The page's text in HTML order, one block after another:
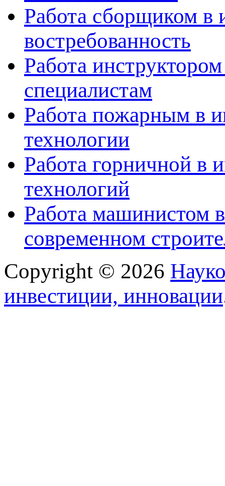
Работа сборщиком в
востребованность
Работа
специалистам
Работа пожарным в
технологии
Работа горничной в
технологий
Работа машинистом
современном
Copyright © 2026
инвестиции, инновации